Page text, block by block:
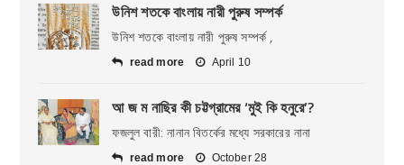
উনিশ শতকে বাংলায় নারী পুরুষ সম্পর্ক
উনিশ শতকে বাংলায় নারী পুরুষ সম্পর্ক ,
read more April 10
আ জ ম নাছির কী চট্টগ্রামের ‘মুই কি হনুরে’?
ফজলুল বারী: নানান বিতর্কের মধ্যে সরকারের নানা
read more October 28